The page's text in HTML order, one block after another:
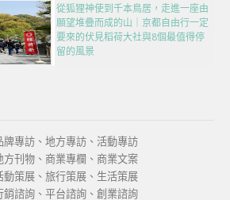
從狐狸神使到千本鳥居，走進一座由
願望堆疊而成的山｜京都自由行一定
要來的伏見稻荷大社與8個最值得停
留的風景
專訪、地方專訪、活動專訪
刊物、商業專欄、商業文案
策展、旅行策展、生活策展
諮詢、平台諮詢、創業諮詢